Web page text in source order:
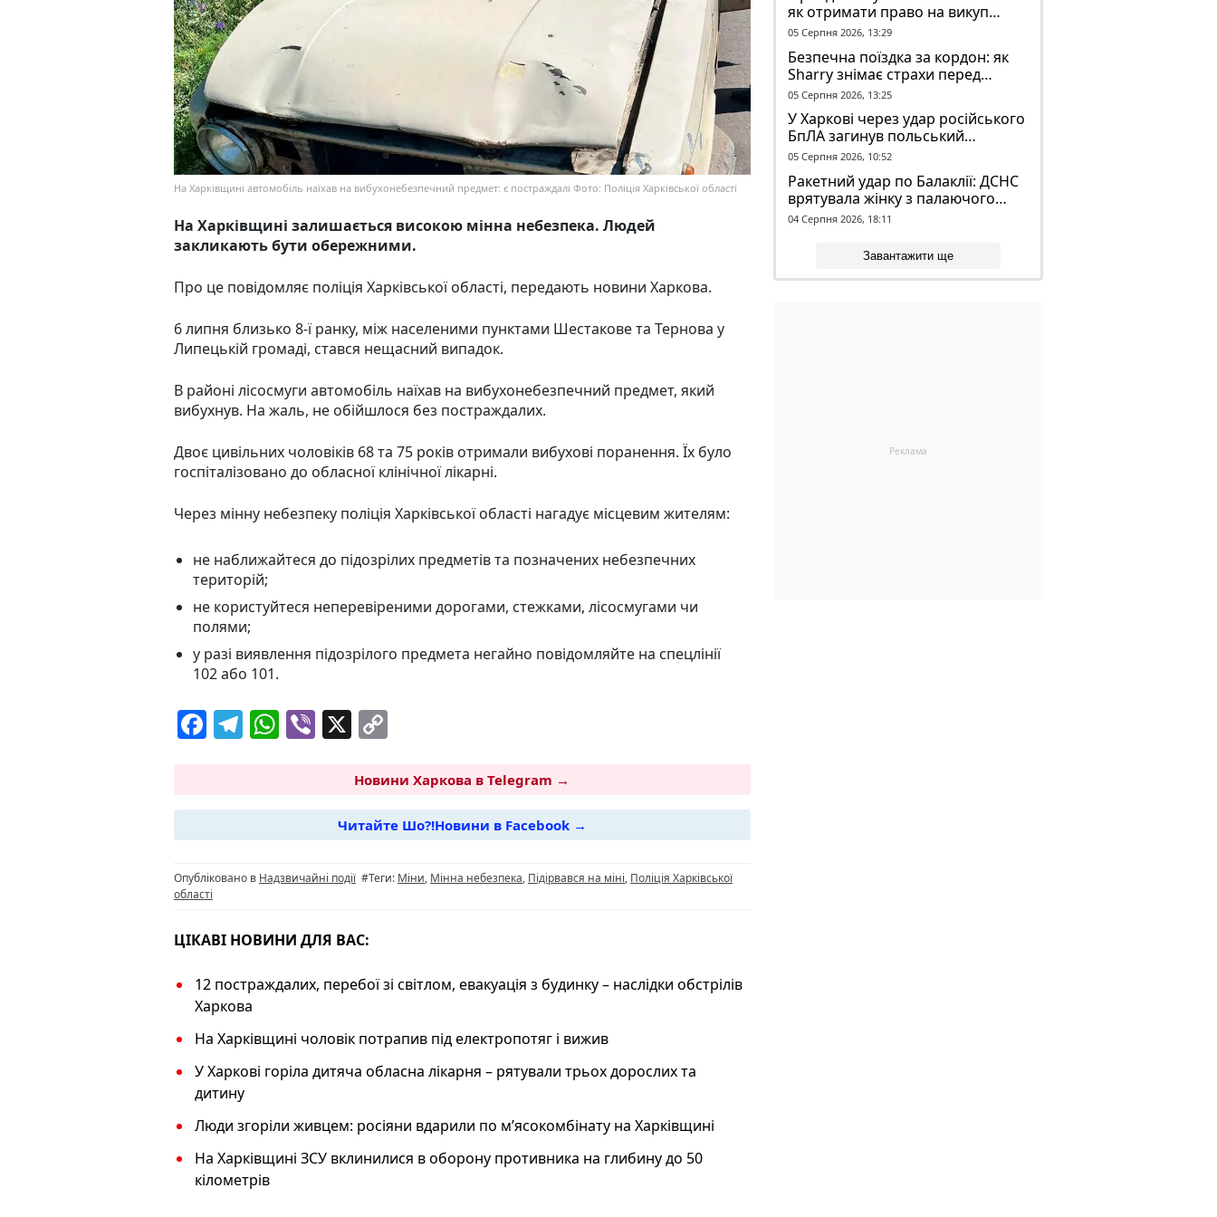
На Харківщині автомобіль наїхав на вибухонебезпечний предмет: є постраждалі Фото: Поліція Харківської області
На Харківщині залишається високою мінна небезпека. Людей
закликають бути обережними.
Про це повідомляє поліція Харківської області, передають новини Харкова.
6 липня близько 8-ї ранку, між населеними пунктами Шестакове та Тернова у
Липецькій громаді, стався нещасний випадок.
В районі лісосмуги автомобіль наїхав на вибухонебезпечний предмет, який
вибухнув. На жаль, не обійшлося без постраждалих.
Двоє цивільних чоловіків 68 та 75 років отримали вибухові поранення. Їх було
госпіталізовано до обласної клінічної лікарні.
Через мінну небезпеку поліція Харківської області нагадує місцевим жителям:
не наближайтеся до підозрілих предметів та позначених небезпечних
територій;
не користуйтеся неперевіреними дорогами, стежками, лісосмугами чи
полями;
у разі виявлення підозрілого предмета негайно повідомляйте на спецлінії
102 або 101.
F
e
b
o
o
k
T
g
ra
m
W
s
A
p
Vi X
p
y
Li
n
Новини Харкова в Telegram →
Читайте Шо?!Новини в Facebook →
Опубліковано в Надзвичайні події #Теги: Міни, Мінна небезпека, Підірвався на міні, Поліція Харківської
області
ЦІКАВІ НОВИНИ ДЛЯ ВАС:
12 постраждалих, перебої зі світлом, евакуація з будинку – наслідки обстрілів
Харкова
На Харківщині чоловік потрапив під електропотяг і вижив
У Харкові горіла дитяча обласна лікарня – рятували трьох дорослих та
дитину
Люди згоріли живцем: росіяни вдарили по мʼясокомбінату на Харківщині
На Харківщині ЗСУ вклинилися в оборону противника на глибину до 50
кілометрів
як отримати право на викуп
об’єкта
05 Серпня 2026, 13:29
Безпечна поїздка за кордон: як
Sharry знімає страхи перед
довгою дорогою
05 Серпня 2026, 13:25
У Харкові через удар російського
БпЛА загинув польський
волонтер Марек Русек-
Вольський
05 Серпня 2026, 10:52
Ракетний удар по Балаклії: ДСНС
врятувала жінку з палаючого
будинку
04 Серпня 2026, 18:11
Завантажити ще